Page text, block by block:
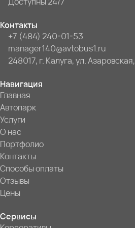
Контакты
+7 (484) 240-01-53
manager140@avtobus1.ru
248017, г. Калуга, ул.
Навигация
Главная
Автопарк
Услуги
О нас
Портфолио
Контакты
Способы оплаты
Отзывы
Цены
Сервисы